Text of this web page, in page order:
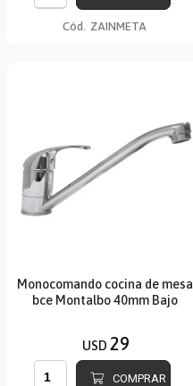
Cód. ZAINMETA
Monocomando cocina de mesa
bce Montalbo 40mm Bajo
USD 29
COMPRAR